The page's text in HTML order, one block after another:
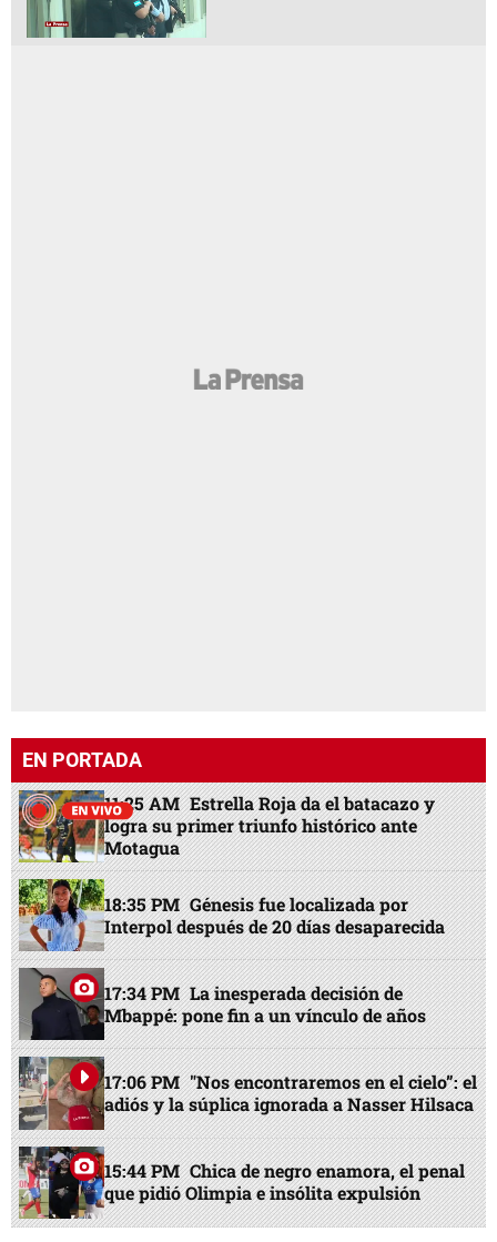
EN PORTADA
11:25 AM Estrella Roja da el batacazo y
logra su primer triunfo histórico ante
Motagua
18:35 PM Génesis fue localizada por
Interpol después de 20 días desaparecida
17:34 PM La inesperada decisión de
Mbappé: pone fin a un vínculo de años
17:06 PM "Nos encontraremos en el cielo”: el
adiós y la súplica ignorada a Nasser Hilsaca
15:44 PM Chica de negro enamora, el penal
que pidió Olimpia e insólita expulsión